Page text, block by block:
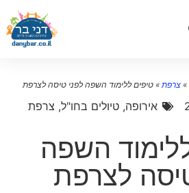
»טיפים ללימוד השפה לפני טיסה לצרפת
אירופה,טיולים בחו"ל,צרפת
השפה
לצרפת